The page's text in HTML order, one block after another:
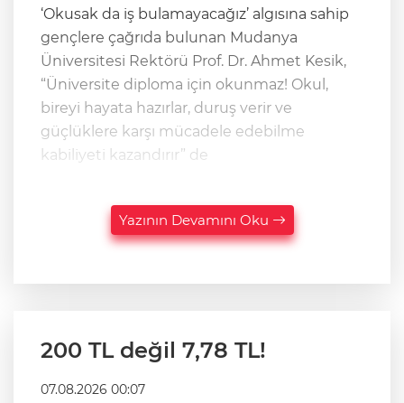
‘Okusak da iş bulamayacağız’ algısına sahip
gençlere çağrıda bulunan Mudanya
Üniversitesi Rektörü Prof. Dr. Ahmet Kesik,
“Üniversite diploma için okunmaz! Okul,
bireyi hayata hazırlar, duruş verir ve
güçlüklere karşı mücadele edebilme
kabiliyeti kazandırır” de
Yazının Devamını Oku
200 TL değil 7,78 TL!
07.08.2026 00:07